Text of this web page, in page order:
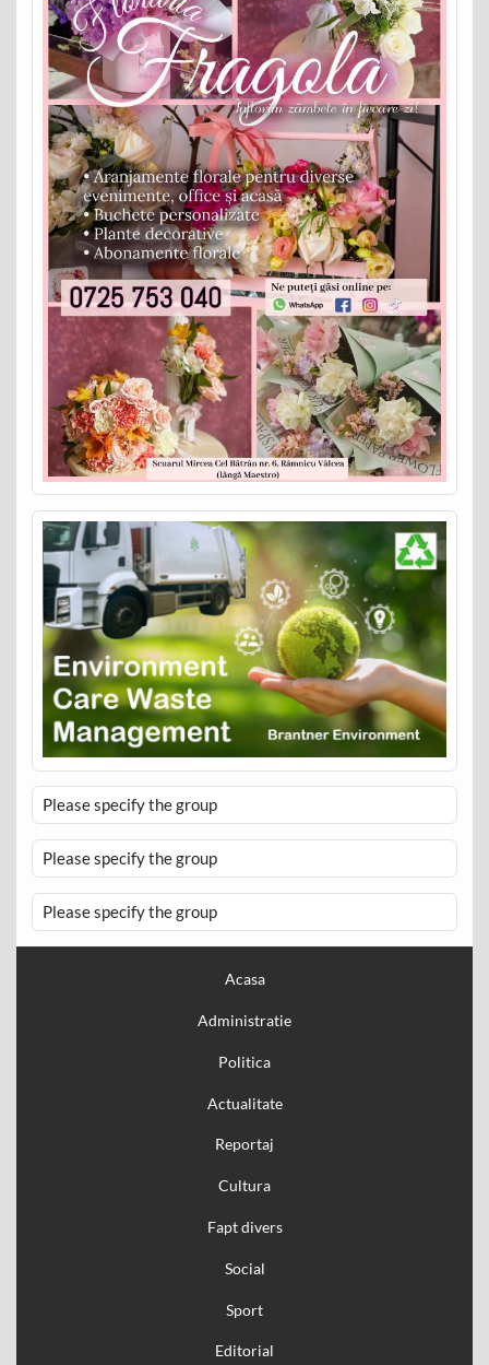
Please specify the group
Please specify the group
Please specify the group
Acasa
Administratie
Politica
Actualitate
Reportaj
Cultura
Fapt divers
Social
Sport
Editorial